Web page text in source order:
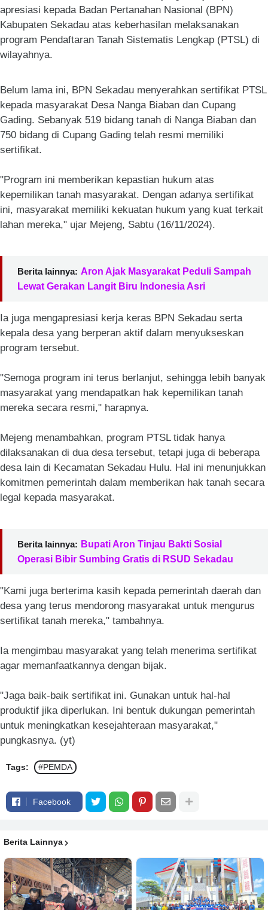
apresiasi kepada Badan Pertanahan Nasional (BPN)
Kabupaten Sekadau atas keberhasilan melaksanakan
program Pendaftaran Tanah Sistematis Lengkap (PTSL) di
wilayahnya.
Belum lama ini, BPN Sekadau menyerahkan sertifikat PTSL
kepada masyarakat Desa Nanga Biaban dan Cupang
Gading. Sebanyak 519 bidang tanah di Nanga Biaban dan
750 bidang di Cupang Gading telah resmi memiliki
sertifikat.
"Program ini memberikan kepastian hukum atas
kepemilikan tanah masyarakat. Dengan adanya sertifikat
ini, masyarakat memiliki kekuatan hukum yang kuat terkait
lahan mereka," ujar Mejeng, Sabtu (16/11/2024).
Berita lainnya: Aron Ajak Masyarakat Peduli Sampah
Lewat Gerakan Langit Biru Indonesia Asri
Ia juga mengapresiasi kerja keras BPN Sekadau serta
kepala desa yang berperan aktif dalam menyukseskan
program tersebut.
"Semoga program ini terus berlanjut, sehingga lebih banyak
masyarakat yang mendapatkan hak kepemilikan tanah
mereka secara resmi," harapnya.
Mejeng menambahkan, program PTSL tidak hanya
dilaksanakan di dua desa tersebut, tetapi juga di beberapa
desa lain di Kecamatan Sekadau Hulu. Hal ini menunjukkan
komitmen pemerintah dalam memberikan hak tanah secara
legal kepada masyarakat.
Berita lainnya: Bupati Aron Tinjau Bakti Sosial
Operasi Bibir Sumbing Gratis di RSUD Sekadau
"Kami juga berterima kasih kepada pemerintah daerah dan
desa yang terus mendorong masyarakat untuk mengurus
sertifikat tanah mereka," tambahnya.
Ia mengimbau masyarakat yang telah menerima sertifikat
agar memanfaatkannya dengan bijak.
"Jaga baik-baik sertifikat ini. Gunakan untuk hal-hal
produktif jika diperlukan. Ini bentuk dukungan pemerintah
untuk meningkatkan kesejahteraan masyarakat,"
pungkasnya. (yt)
Tags: #PEMDA
Facebook
Berita Lainnya